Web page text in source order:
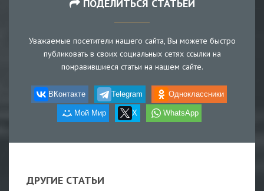
ПОДЕЛИТЬСЯ СТАТЬЕЙ
Уважаемые посетители нашего сайта, Вы можете быстро
публиковать в своих социальных сетях ссылки на
понравившиеся статьи на нашем сайте.
ВКонтакте Telegram Одноклассники
Мой Мир X WhatsApp
ДРУГИЕ СТАТЬИ